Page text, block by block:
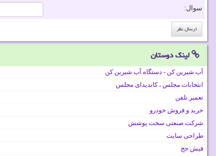
سوال:
لینک دوستان
آب شیرین کن - دستگاه آب شیرین کن
انتخابات مجلس ، کاندیدای مجلس
تعمیر تلفن
خرید و فروش خودرو
شرکت صنعتی سخت پوشش
طراحی سایت
فیش حج